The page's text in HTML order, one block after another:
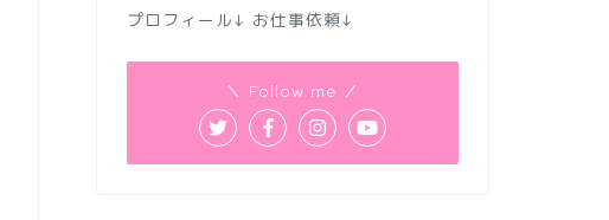
プロフィール↓ お仕事依頼↓
＼ Follow me ／